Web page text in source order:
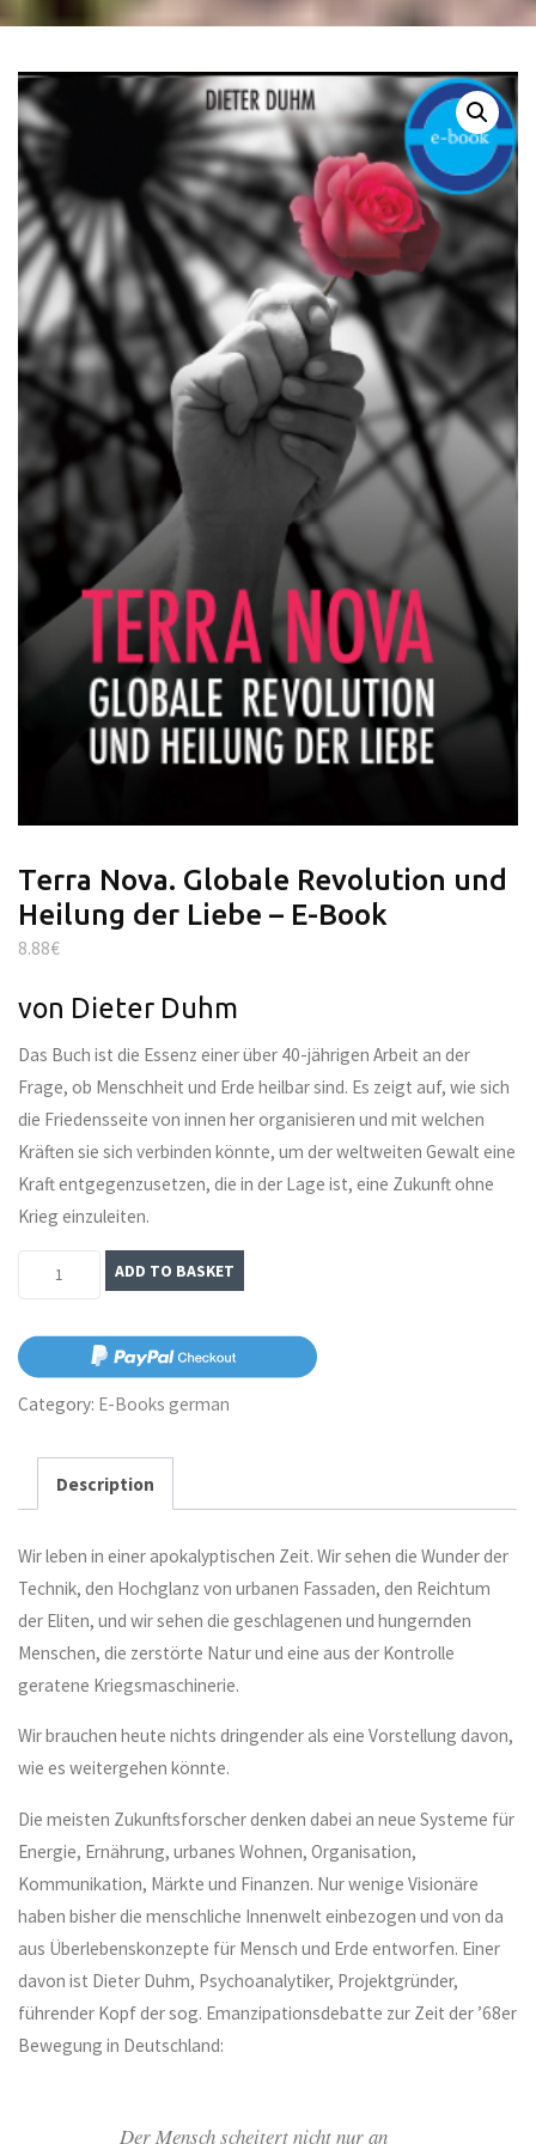
Terra Nova. Globale Revolution und
Heilung der Liebe – E-Book
8.88€
von Dieter Duhm
Das Buch ist die Essenz einer über 40-jährigen Arbeit an der
Frage, ob Menschheit und Erde heilbar sind. Es zeigt auf, wie sich
die Friedensseite von innen her organisieren und mit welchen
Kräften sie sich verbinden könnte, um der weltweiten Gewalt eine
Kraft entgegenzusetzen, die in der Lage ist, eine Zukunft ohne
Krieg einzuleiten.
Terra
Globale
Revolution
und
der
Liebe
E-
Book
quantity
ADD TO BASKET
Category: E-Books german
Description
Wir leben in einer apokalyptischen Zeit. Wir sehen die Wunder der
Technik, den Hochglanz von urbanen Fassaden, den Reichtum
der Eliten, und wir sehen die geschlagenen und hungernden
Menschen, die zerstörte Natur und eine aus der Kontrolle
geratene Kriegsmaschinerie.
Wir brauchen heute nichts dringender als eine Vorstellung davon,
wie es weitergehen könnte.
Die meisten Zukunftsforscher denken dabei an neue Systeme für
Energie, Ernährung, urbanes Wohnen, Organisation,
Kommunikation, Märkte und Finanzen. Nur wenige Visionäre
haben bisher die menschliche Innenwelt einbezogen und von da
aus Überlebenskonzepte für Mensch und Erde entworfen. Einer
davon ist Dieter Duhm, Psychoanalytiker, Projektgründer,
führender Kopf der sog. Emanzipationsdebatte zur Zeit der ’68er
Bewegung in Deutschland:
Der Mensch scheitert nicht nur an